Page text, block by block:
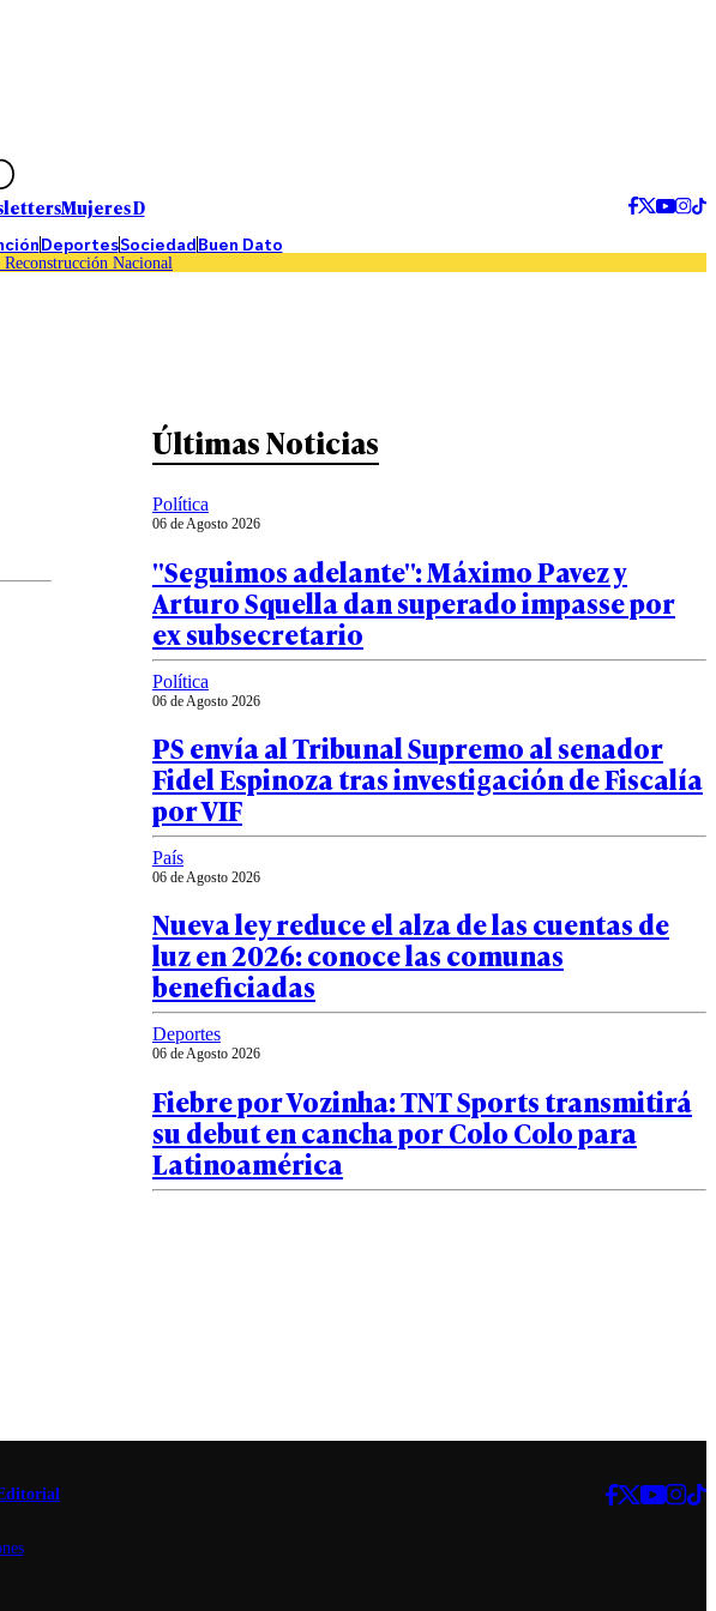
Mujeres D
DeportesSociedadBuen Dato
Nacional
Últimas Noticias
Política
06 de Agosto 2026
"Seguimos adelante": Máximo Pavez y
Arturo Squella dan superado impasse por
ex subsecretario
Política
06 de Agosto 2026
PS envía al Tribunal Supremo al senador
Fidel Espinoza tras investigación de Fiscalía
por VIF
País
06 de Agosto 2026
Nueva ley reduce el alza de las cuentas de
luz en 2026: conoce las comunas
beneficiadas
Deportes
06 de Agosto 2026
Fiebre por Vozinha: TNT Sports transmitirá
su debut en cancha por Colo Colo para
Latinoamérica